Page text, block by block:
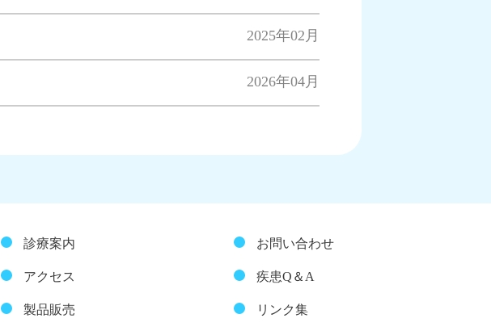
2025年02月
2026年04月
診療案内
アクセス
製品販売
お問い合わせ
疾患Q＆A
リンク集